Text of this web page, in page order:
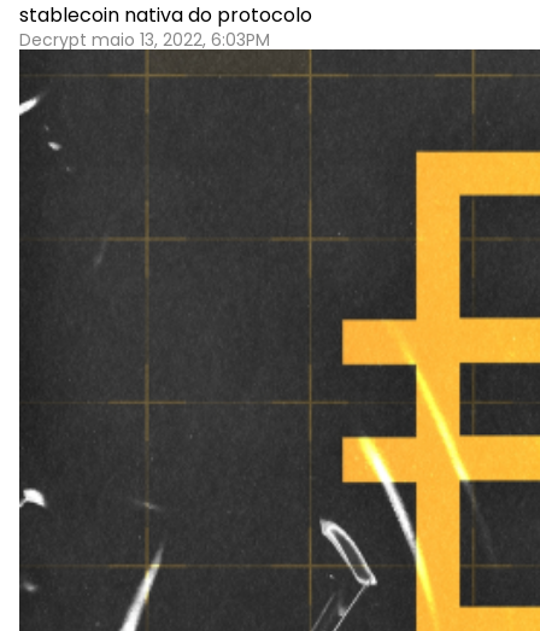
stablecoin nativa do protocolo
Decrypt maio 13, 2022, 6:03PM